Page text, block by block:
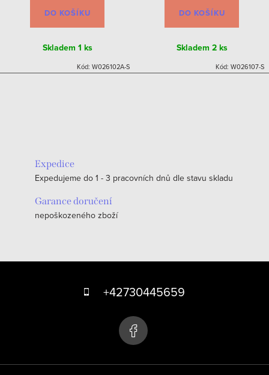
DO KOŠÍKU
Skladem 1 ks
Kód: W026102A-S
DO KOŠÍKU
Skladem 2 ks
Kód: W026107-S
Expedice
Expedujeme do 1 - 3 pracovních dnů dle stavu skladu
Garance doručení
nepoškozeného zboží
í
+42730445659